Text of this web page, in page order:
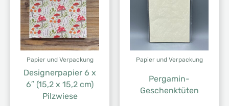
Papier und Verpackung
Designerpapier 6 x
6″ (15,2 x 15,2 cm)
Pilzwiese
Papier und Verpackung
Pergamin-
Geschenktüten